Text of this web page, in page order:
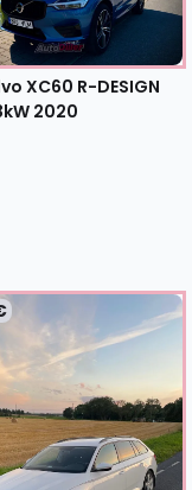
XC60 R-DESIGN
2020